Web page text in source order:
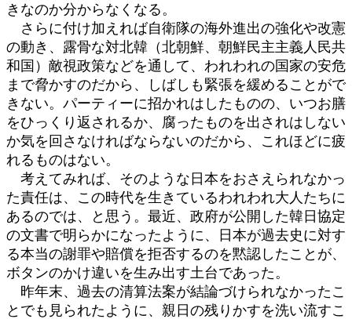
きなのか分からなくなる。
さらに付け加えれば自衛隊の海外進出の強化や改憲
の動き、露骨な対北韓（北朝鮮、朝鮮民主主義人民共
和国）敵視政策などを通して、われわれの国家の安危
まで脅かすのだから、しばしも緊張を緩めることがで
きない。パーティーに招かれはしたものの、いつお膳
をひっくり返されるか、腐ったものを出されはしない
か気を回さなければならないのだから、これほどに疲
れるものはない。
考えてみれば、そのような日本をおさえられなかっ
た責任は、この時代を生きているわれわれ大人たちに
あるのでは、と思う。最近、政府が公開した韓日協定
の文書で明らかになったように、日本が過去史に対す
る本当の謝罪や賠償を拒否するのを黙認したことが、
ボタンのかけ違いを生み出す土台であった。
昨年末、過去の清算法案が結論づけられなかったこ
とでも見られたように、親日の残りかすを洗い流すこ